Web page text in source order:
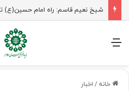
راهپیمایی اربعین، رزمایش منتظران
منو
خانه / اخبار